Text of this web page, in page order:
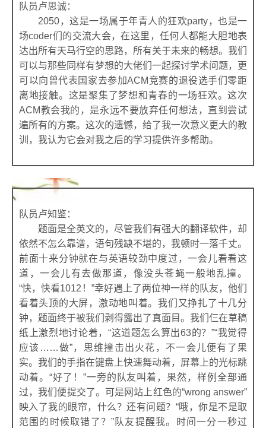
队员卢思诚：
2050，这是一场属于年青人的狂欢party，也是一
场coder们的交流大会，在这里，任何人都能大胆地表
达出所有天马行空的思路，所有关于未来的畅想。我们
可以与那些同样有梦想的大佬们一起探讨学术问题，更
可以向曾代表国家去参加ACM竞赛的退役选手们零距
离地接触。这是聚集了梦想和青春的一场狂欢。这次
ACM教会我的，是永远不要放弃任何想法，直到尝试
遍所有的方案。这次的遗憾，给了我一次意义更大的教
训，我认为它会对我之后的学习提供许多帮助。
队员卢知鉴：
题面是全英文的，尽管我们有强大的翻译软件，却
依然不怎么靠谱，语句残缺不堪的，我顿时一落千丈。
前面十来分钟就在与英语较劲中度过，一会儿看看这
道，一会儿有去做那道，像没头苍蝇一般地乱撞。
“快，快看1012！”幸好遇上了两位神一样的队友，他们
看着头顶的大屏，激动地叫着。我们又挣扎了十几分
钟，题面终于被我们剥得露出了真面目。我们仨在草稿
纸上激烈地讨论着，“这道题怎么算出63的？”“我觉得
应该……做”，思维撞击出火花，不一会儿便有了果
实。我们的手指在键盘上快速舞动着，屏幕上的光标跳
动着。“好了！”一旁的队友叫着，果然，样例全部通
过，我们便提交了。可是网站上红色的“wrong answer”
映入了我的眼帘，什么？还有问题？“哦，你是不是取
范围的时候取错了？”队友提醒我。时间一分一秒过